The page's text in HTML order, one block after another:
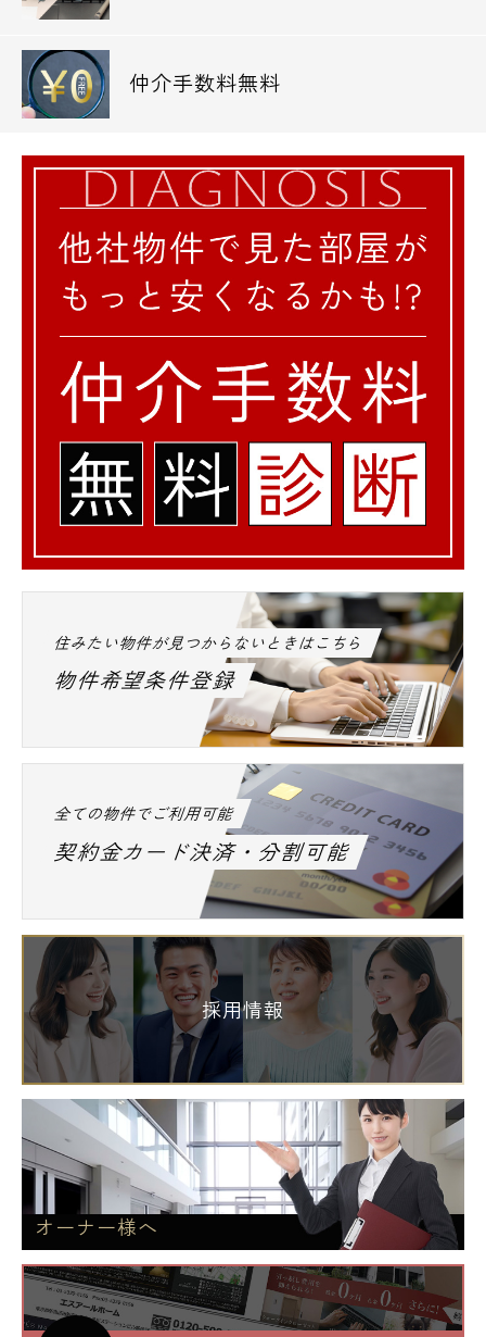
仲介手数料無料
住みたい物件が見つからないときはこちら
物件希望条件登録
全ての物件でご利用可能
契約金カード決済・分割可能
採用情報
オーナー様へ